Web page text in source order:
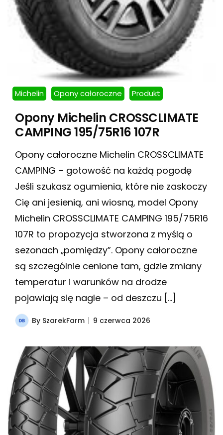
Michelin Opony całoroczne Produkt
Opony Michelin CROSSCLIMATE
CAMPING 195/75R16 107R
Opony całoroczne Michelin CROSSCLIMATE
CAMPING – gotowość na każdą pogodę
Jeśli szukasz ogumienia, które nie zaskoczy
Cię ani jesienią, ani wiosną, model Opony
Michelin CROSSCLIMATE CAMPING 195/75R16
107R to propozycja stworzona z myślą o
sezonach „pomiędzy”. Opony całoroczne
są szczególnie cenione tam, gdzie zmiany
temperatur i warunków na drodze
pojawiają się nagle – od deszczu […]
By SzarekFarm 9 czerwca 2026